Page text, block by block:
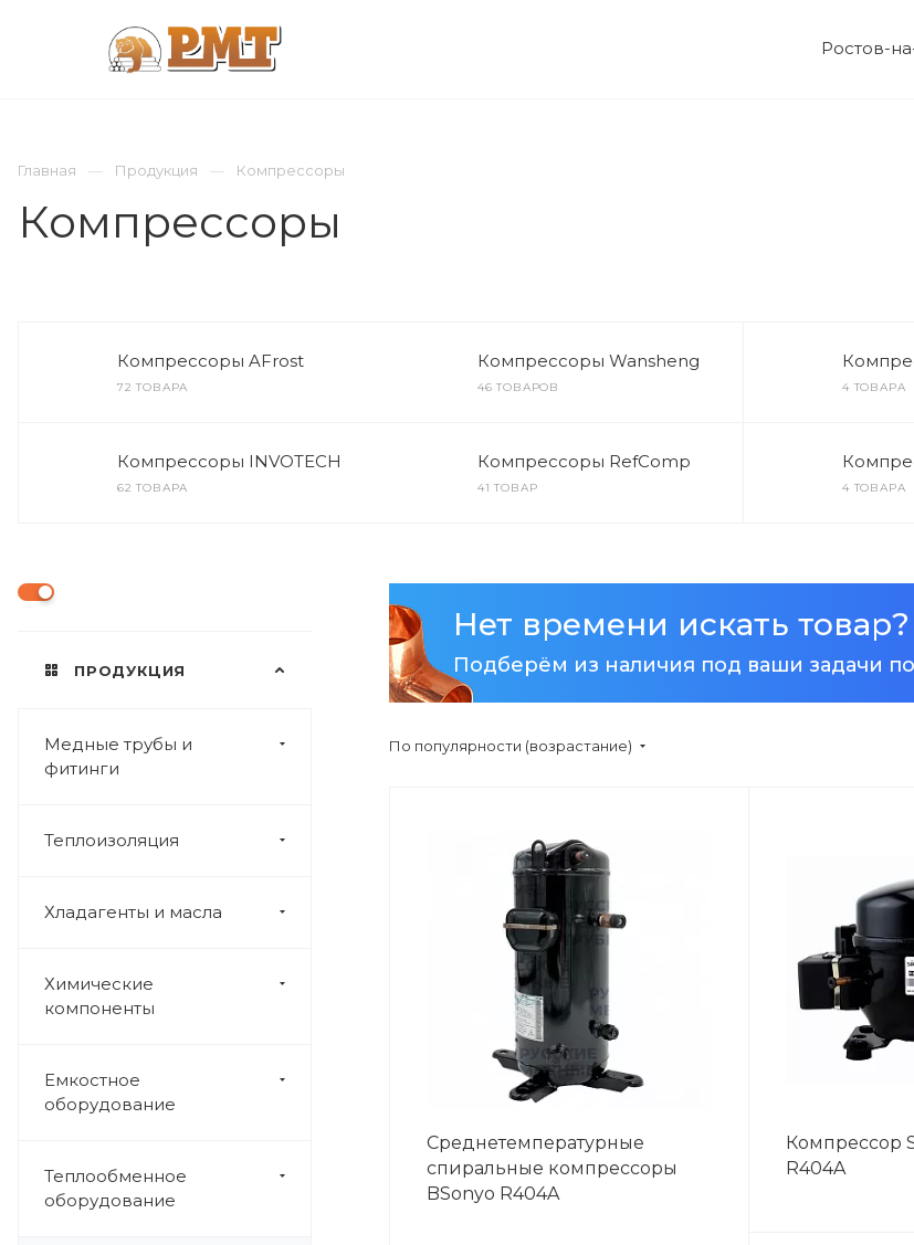
Ростов-
Главная
Продукция Компрессоры
Компрессоры
Компрессоры AFrost
72 ТОВАРА
Компрессоры Wansheng
46 ТОВАРОВ 4 ТОВАРА
Компрессоры INVOTECH
62 ТОВАРА
Компрессоры RefComp
41 ТОВАР 4 ТОВАРА
ПРОДУКЦИЯ
Медные трубы и
фитинги
Теплоизоляция
Хладагенты и масла
Химические
компоненты
Емкостное
оборудование
Теплообменное
оборудование
Нет времени искать товар?
Подберём из наличия под ваши задачи
По популярности (возрастание)
Среднетемпературные
спиральные компрессоры
BSonyo R404A
Компрессор
R404A